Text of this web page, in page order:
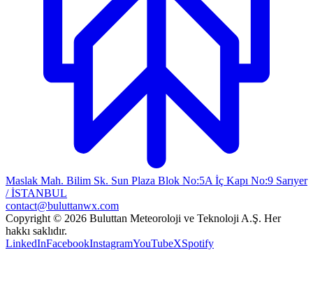
Maslak Mah. Bilim Sk. Sun Plaza Blok No:5A İç Kapı No:9 Sarıyer
/ İSTANBUL
contact@buluttanwx.com
Copyright © 2026 Buluttan Meteoroloji ve Teknoloji A.Ş. Her
hakkı saklıdır.
LinkedInFacebookInstagramYouTubeXSpotify